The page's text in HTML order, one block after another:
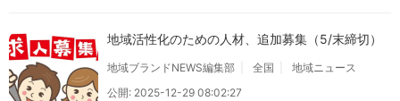
地域活性化のための人材、追加募集（5/末締切）
地域ブランドNEWS編集部 全国
地域ニュース
公開: 2025-12-29 08:02:27